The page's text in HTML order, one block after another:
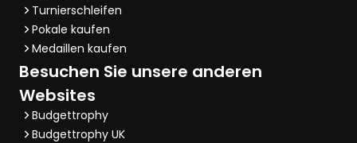
Turnierschleifen
Pokale kaufen
Medaillen kaufen
Besuchen Sie unsere anderen
Websites
Budgettrophy
Budgettrophy UK